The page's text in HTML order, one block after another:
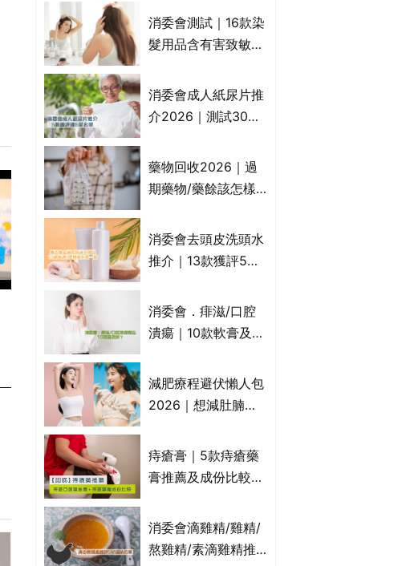
高危？RSV疫苗價錢
比較、打針後反應處
消委會測試｜16款染
髮用品含有害致敏物
介!50惠、Return回
本、Furnte、Rerise
消委會成人紙尿片推
介2026｜測試30款
滲墊防漏表現/回滲/
化學物質檢測等｜5
藥物回收2026｜過
期藥物/藥餘該怎樣
地點一覽｜屈臣氏、
萬寧、首衛、綠領行
消委會去頭皮洗頭水
推介｜13款獲評5星
KLORANE、沙宣、
呂、LUX等上榜｜4
消委會．痱滋/口腔
潰瘍｜10款軟膏及啫
屬處方藥物？有哪些
受關注成分？｜必知
減肥療程避伏懶人包
2026｜想減肚腩但
VS不良黑店5大手法
對比｜SLIMTONE減
痔瘡膏｜5款痔瘡藥
膏推薦及成份比較
有效紓緩痔瘡疼痛痕
癢｜附痔瘡成因及病
消委會滴雞精/雞精/
熬雞精/素滴雞精推